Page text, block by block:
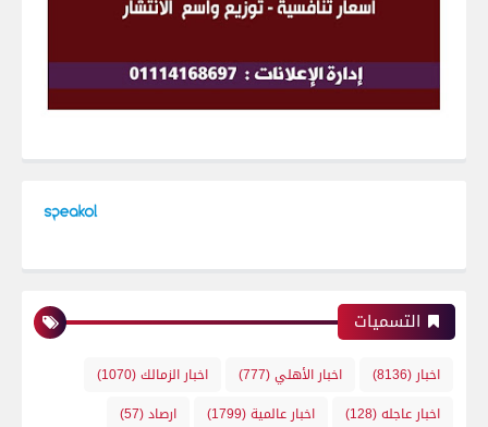
التسميات
اخبار (8136) اخبار الأهلي(777) اخبار الزمالك(1070)
اخبار عاجله(128) اخبار عالمية(1799) ارصاد(57)